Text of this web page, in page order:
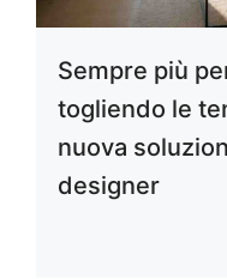
Sempre più
togliendo le
nuova
designer